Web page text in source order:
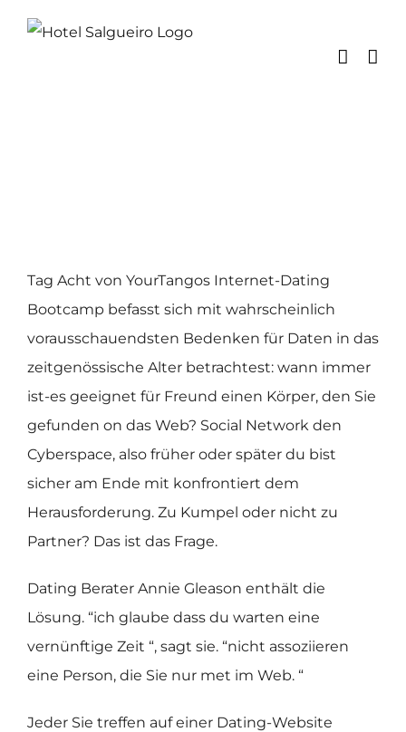
Tag Acht von YourTangos Internet-Dating
Bootcamp befasst sich mit wahrscheinlich
vorausschauendsten Bedenken für Daten in das
zeitgenössische Alter betrachtest: wann immer
ist-es geeignet für Freund einen Körper, den Sie
gefunden on das Web? Social Network den
Cyberspace, also früher oder später du bist
sicher am Ende mit konfrontiert dem
Herausforderung. Zu Kumpel oder nicht zu
Partner? Das ist das Frage.
Dating Berater Annie Gleason enthält die
Lösung. “ich glaube dass du warten eine
vernünftige Zeit “, sagt sie. “nicht assoziieren
eine Person, die Sie nur met im Web. “
Jeder Sie treffen auf einer Dating-Website